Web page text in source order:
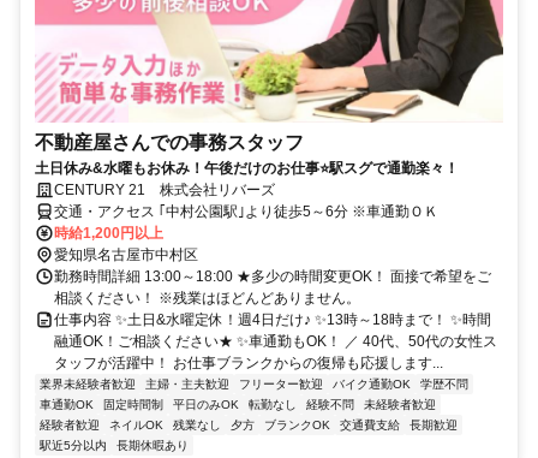
不動産屋さんでの事務スタッフ
土日休み&水曜もお休み！午後だけのお仕事⭐駅スグで通勤楽々！
CENTURY 21 株式会社リバーズ
交通・アクセス ｢中村公園駅｣より徒歩5～6分 ※車通勤ＯＫ
時給1,200円以上
愛知県名古屋市中村区
勤務時間詳細 13:00～18:00 ★多少の時間変更OK！ 面接で希望をご
相談ください！ ※残業はほどんどありません。
仕事内容 ✨土日&水曜定休！週4日だけ♪ ✨13時～18時まで！ ✨時間
融通OK！ご相談ください★ ✨車通勤もOK！ ／ 40代、50代の女性ス
タッフが活躍中！ お仕事ブランクからの復帰も応援します...
業界未経験者歓迎 主婦・主夫歓迎 フリーター歓迎 バイク通勤OK
学歴不問
車通勤OK
固定時間制 平日のみOK 転勤なし 経験不問
未経験者歓迎
経験者歓迎
ネイルOK 残業なし 夕方 ブランクOK 交通費支給
長期歓迎
駅近5分以内
長期休暇あり